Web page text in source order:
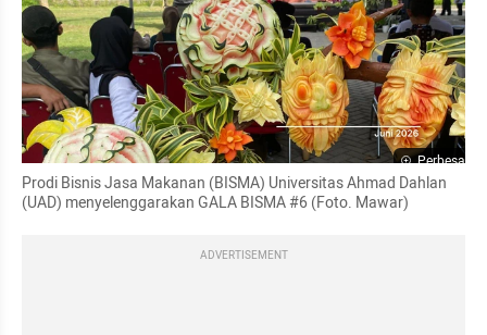
Perbesar
Prodi Bisnis Jasa Makanan (BISMA) Universitas Ahmad Dahlan
(UAD) menyelenggarakan GALA BISMA #6 (Foto. Mawar)
ADVERTISEMENT